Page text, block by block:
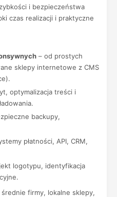
i bezpieczeństwa
czas realizacji i praktyczne
– od prostych
sklepy internetowe z CMS
optymalizacja treści i
backupy,
płatności, API, CRM,
logotypu, identyfikacja
średnie firmy, lokalne sklepy,